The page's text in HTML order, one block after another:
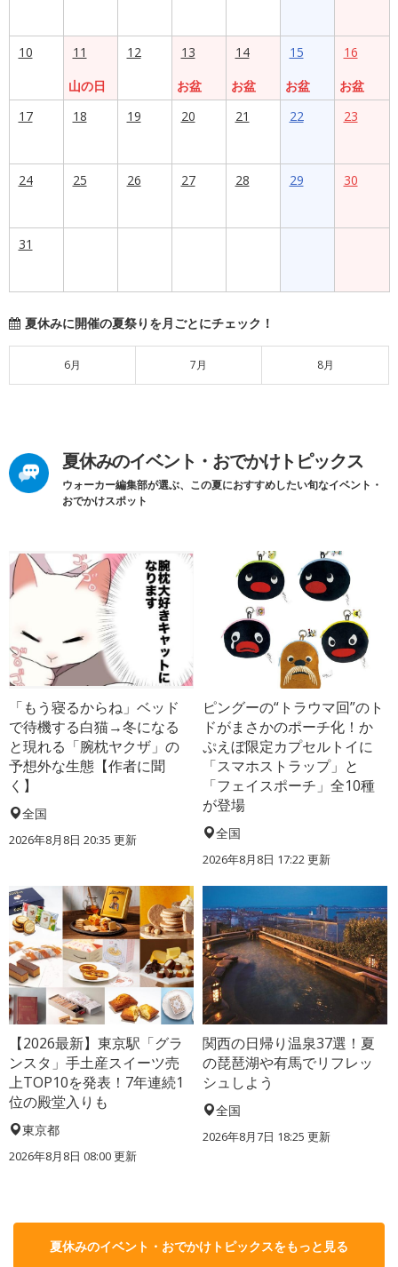
10
11
山の日
12
13
お盆
14
お盆
15
お盆
16
お盆
17
18 19 20 21 22 23
24 25 26 27 28 29 30
31
夏休みに開催の夏祭りを月ごとにチェック！
6月 7月 8月
夏休みのイベント・おでかけトピックス
ウォーカー編集部が選ぶ、この夏におすすめしたい旬なイベント・
おでかけスポット
「もう寝るからね」ベッド
で待機する白猫→冬になる
と現れる「腕枕ヤクザ」の
予想外な生態【作者に聞
く】
全国
2026年8月8日 20:35 更新
ピングーの“トラウマ回”のト
ドがまさかのポーチ化！か
ぷえぼ限定カプセルトイに
「スマホストラップ」と
「フェイスポーチ」全10種
が登場
全国
2026年8月8日 17:22更新
【2026最新】東京駅「グラ
ンスタ」手土産スイーツ売
上TOP10を発表！7年連続1
位の殿堂入りも
東京都
2026年8月8日 08:00更新
関西の日帰り温泉37選！夏
の琵琶湖や有馬でリフレッ
シュしよう
全国
2026年8月7日 18:25 更新
夏休みのイベント・おでかけトピックスをもっと見る